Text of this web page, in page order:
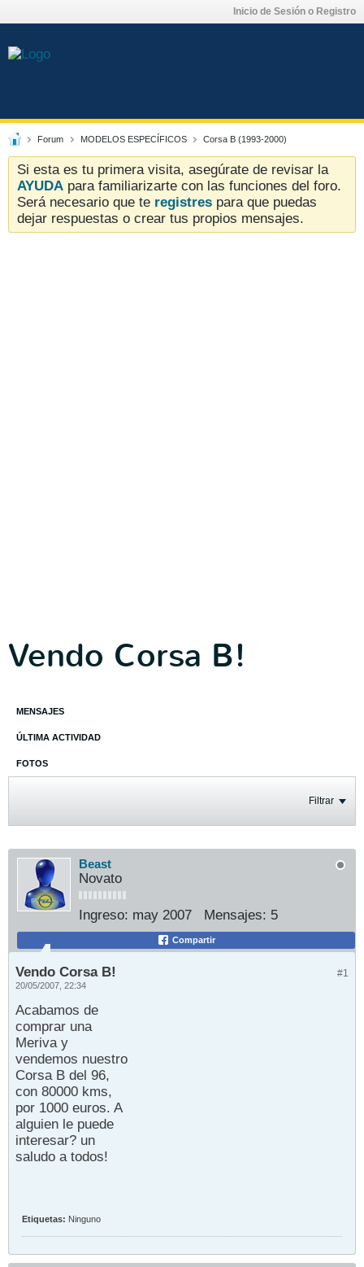
Inicio de Sesión o Registro
Forum MODELOS ESPECÍFICOS Corsa B (1993-2000)
Si esta es tu primera visita, asegúrate de revisar la
AYUDA para familiarizarte con las funciones del foro.
Será necesario que te registres para que puedas
dejar respuestas o crear tus propios mensajes.
Vendo Corsa B!
MENSAJES
ÚLTIMA ACTIVIDAD
FOTOS
Filtrar
Beast
Novato
Ingreso: may 2007 Mensajes: 5
Compartir
#1
Vendo Corsa B!
20/05/2007, 22:34
Acabamos de
comprar una
Meriva y
vendemos nuestro
Corsa B del 96,
con 80000 kms,
por 1000 euros. A
alguien le puede
interesar? un
saludo a todos!
Etiquetas: Ninguno